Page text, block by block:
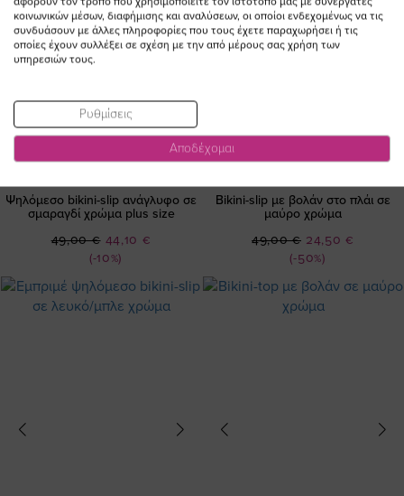
Ψηλόμεσο bikini-slip ανάγλυφο σε
σμαραγδί χρώμα plus size
(-10%)
Ειδική
Τιμή
44,10 €
49,00 €
Bikini-slip με βολάν στο πλάι σε
μαύρο χρώμα
(-50%)
Ειδική
Τιμή
24,50 €
49,00 €
κοινωνικών μέσων, διαφήμισης και αναλύσεων, οι οποίοι ενδεχομένως να τις
συνδυάσουν με άλλες πληροφορίες που τους έχετε παραχωρήσει ή τις
οποίες έχουν συλλέξει σε σχέση με την από μέρους σας χρήση των
υπηρεσιών τους.
Ρυθμίσεις
Αποδέχομαι